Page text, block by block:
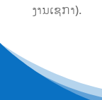
ງານເຊກາ).